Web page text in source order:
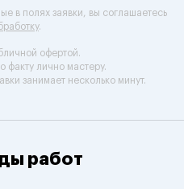
в полях заявки, вы соглашаетесь
.
офертой.
факту лично мастеру.
занимает несколько минут.
работ